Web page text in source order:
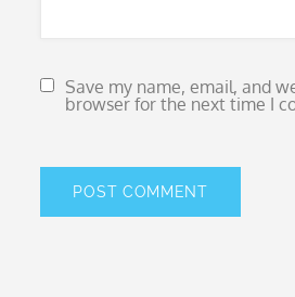
Save my name, email, and
browser for the next time I